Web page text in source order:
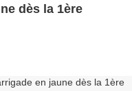
dès la 1ère